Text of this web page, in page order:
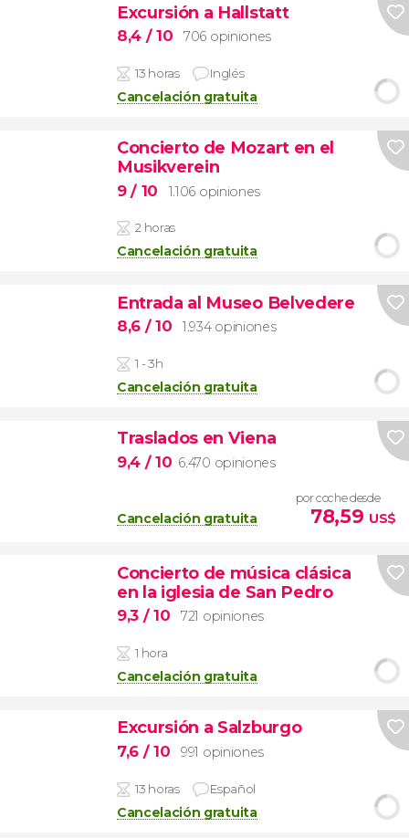
Excursión a Hallstatt
8,4 / 10 706 opiniones
13 horas Inglés
Cancelación gratuita
Concierto de Mozart en el
Musikverein
9/ 10 1.106 opiniones
2 horas
Cancelación gratuita
Entrada al Museo Belvedere
8,6 / 10 1.934 opiniones
1 - 3h
Cancelación gratuita
Traslados en Viena
9,4 / 10 6.470 opiniones
Cancelación gratuita
por coche desde
78,59 US$
Concierto de música clásica
en la iglesia de San Pedro
9,3 / 10 721 opiniones
1 hora
Cancelación gratuita
Excursión a Salzburgo
7,6 / 10 991 opiniones
13 horas Español
Cancelación gratuita